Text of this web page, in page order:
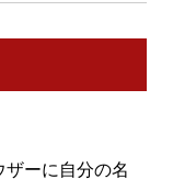
ーに自分の名